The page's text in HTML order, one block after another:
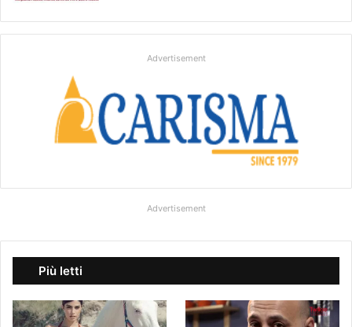
Advertisement
Advertisement
Più letti